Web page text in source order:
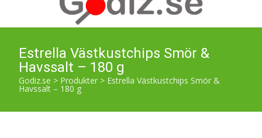
Estrella Västkustchips Smör &
Havssalt – 180 g
Godiz.se > Produkter > Estrella Västkustchips Smör &
Havssalt – 180 g